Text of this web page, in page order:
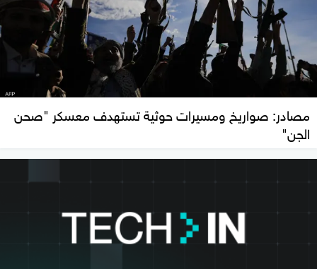
مصادر: صواريخ ومسيرات حوثية تستهدف معسكر "صحن
الجن"